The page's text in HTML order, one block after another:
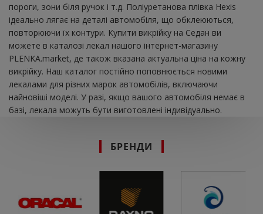
пороги, зони біля ручок і т.д. Поліуретанова плівка Hexis
ідеально лягає на деталі автомобіля, що обклеюються,
повторюючи їх контури. Купити викрійку на Седан ви
можете в каталозі лекал нашого інтернет-магазину
PLENKA.market, де також вказана актуальна ціна на кожну
викрійку. Наш каталог постійно поповнюється новими
лекалами для різних марок автомобілів, включаючи
найновіші моделі. У разі, якщо вашого автомобіля немає в
базі, лекала можуть бути виготовлені індивідуально.
БРЕНДИ